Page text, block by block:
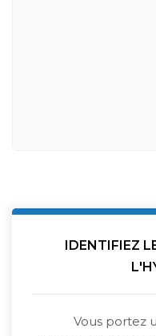
IDENTIFIEZ
Vous portez